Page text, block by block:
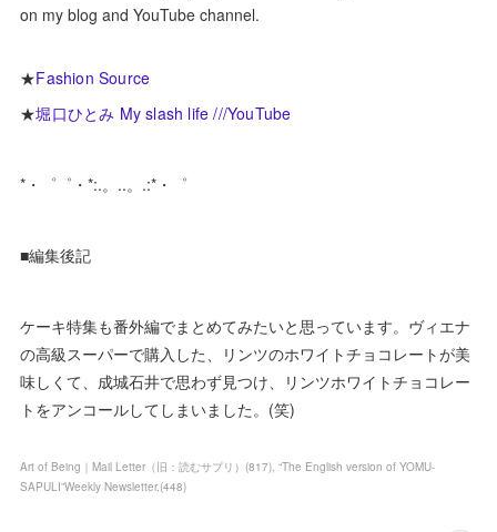
on my blog and YouTube channel.
★Fashion Source
★堀口ひとみ My slash life ///YouTube
*・゜゜・*:.。..。.:*・゜
■編集後記
ケーキ特集も番外編でまとめてみたいと思っています。ヴィエナ
の高級スーパーで購入した、リンツのホワイトチョコレートが美
味しくて、成城石井で思わず見つけ、リンツホワイトチョコレー
トをアンコールしてしまいました。(笑)
Art of Being｜Mail Letter（旧：読むサプリ） (817) “The English version of YOMU-
SAPULI”Weekly Newsletter.(448)